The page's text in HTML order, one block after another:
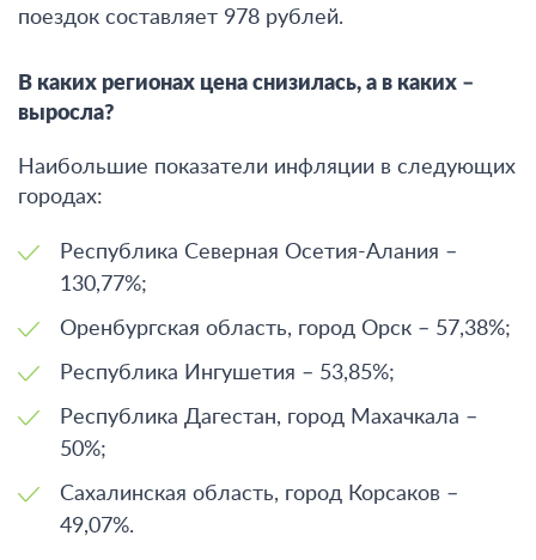
поездок составляет 978 рублей.
В каких регионах цена снизилась, а в каких –
выросла?
Наибольшие показатели инфляции в следующих
городах:
Республика Северная Осетия-Алания –
130,77%;
Оренбургская область, город Орск – 57,38%;
Республика Ингушетия – 53,85%;
Республика Дагестан, город Махачкала –
50%;
Сахалинская область, город Корсаков –
49,07%.